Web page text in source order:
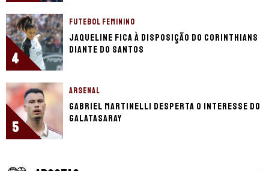
4
FUTEBOL FEMININO
Jaqueline fica à disposição do Corinthians
diante do Santos
5
ARSENAL
Gabriel Martinelli desperta o interesse do
Galatasaray